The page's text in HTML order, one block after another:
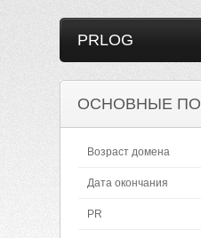
PRLOG
ОСНОВНЫЕ
Возраст домена
Дата окончания
PR